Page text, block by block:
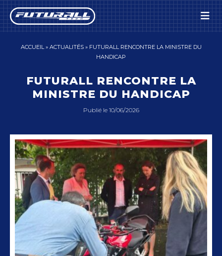
ACCUEIL» ACTUALITÉS» FUTURALL RENCONTRE LA MINISTRE DU
HANDICAP
FUTURALL RENCONTRE LA
MINISTRE DU HANDICAP
Publié le 10/06/2026